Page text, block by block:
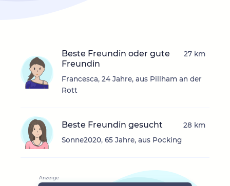
Beste Freundin oder gute
Freundin
Francesca, 24 Jahre, aus Pillham an der
Rott
27 km
Beste Freundin gesucht
Sonne2020, 65 Jahre, aus Pocking
28 km